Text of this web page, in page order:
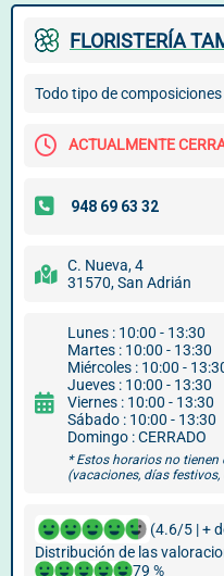
FLORISTERÍA
Todo tipo de
ACTUALMENTE
C. Nueva, 4
31570, San Adrián
Lunes : 10:00 - 13:30
Martes : 10:00 - 13:30
Miércoles : 10:00 -
Jueves : 10:00 - 13:30
Viernes : 10:00 - 13:30
Sábado : 10:00 - 13:30
Domingo : CERRADO
* Estos horarios no
(vacaciones, días festivos,
(4.6/5 | +
Distribución de las
79 %